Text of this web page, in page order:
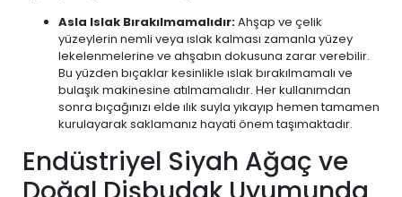
Asla Islak Bırakılmamalıdır:Ahşap ve çelik
yüzeylerin nemli veya ıslak kalması zamanla yüzey
lekelenmelerine ve ahşabın dokusuna zarar verebilir.
Bu yüzden bıçaklar kesinlikle ıslak bırakılmamalı ve
bulaşık makinesine atılmamalıdır. Her kullanımdan
sonra bıçağınızı elde ılık suyla yıkayıp hemen tamamen
kurulayarak saklamanız hayati önem taşımaktadır.
Endüstriyel Siyah Ağaç ve